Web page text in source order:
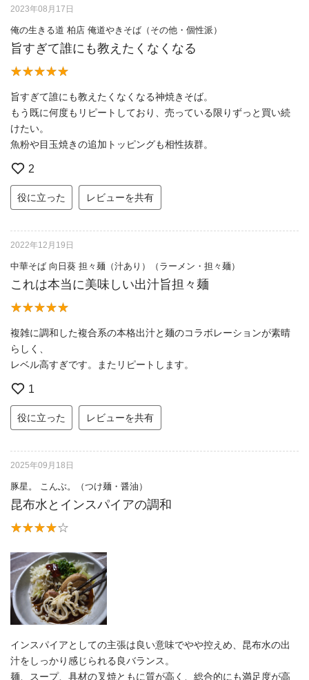
2023年08月17日
俺の生きる道 柏店 俺道やきそば（その他・個性派）
旨すぎて誰にも教えたくなくなる
旨すぎて誰にも教えたくなくなる神焼きそば。
もう既に何度もリピートしており、売っている限りずっと買い続
けたい。
魚粉や目玉焼きの追加トッピングも相性抜群。
2
役に立った レビューを共有
2022年12月19日
中華そば 向日葵 担々麺（汁あり）（ラーメン・担々麺）
これは本当に美味しい出汁旨担々麺
複雑に調和した複合系の本格出汁と麺のコラボレーションが素晴
らしく、
レベル高すぎです。またリピートします。
1
役に立った レビューを共有
2025年09月18日
豚星。 こんぶ。（つけ麺・醤油）
昆布水とインスパイアの調和
インスパイアとしての主張は良い意味でやや控えめ、昆布水の出
汁をしっかり感じられる良バランス。
麺、スープ、具材の叉焼ともに質が高く、総合的にも満足度が高